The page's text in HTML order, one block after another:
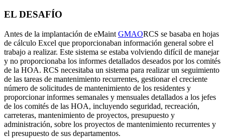
EL DESAFÍO
Antes de la implantación de eMaint GMAORCS se basaba en hojas
de cálculo Excel que proporcionaban información general sobre el
trabajo a realizar. Este sistema se estaba volviendo difícil de manejar
y no proporcionaba los informes detallados deseados por los comités
de la HOA. RCS necesitaba un sistema para realizar un seguimiento
de las tareas de mantenimiento recurrentes, gestionar el creciente
número de solicitudes de mantenimiento de los residentes y
proporcionar informes semanales y mensuales detallados a los jefes
de los comités de las HOA, incluyendo seguridad, recreación,
carreteras, mantenimiento de proyectos, presupuesto y
administración, sobre los proyectos de mantenimiento recurrentes y
el presupuesto de sus departamentos.